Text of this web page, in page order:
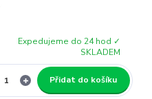
Expedujeme do 24 hod ✓
SKLADEM
Přidat do košíku